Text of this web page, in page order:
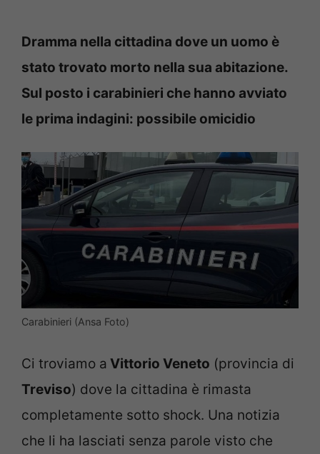
Dramma nella cittadina dove un uomo è
stato trovato morto nella sua abitazione.
Sul posto i carabinieri che hanno avviato
le prima indagini: possibile omicidio
Carabinieri (Ansa Foto)
Ci troviamo a Vittorio Veneto (provincia di
Treviso) dove la cittadina è rimasta
completamente sotto shock. Una notizia
che li ha lasciati senza parole visto che